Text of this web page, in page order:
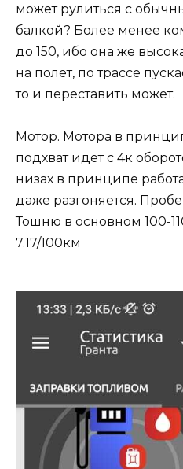
может рулиться с
балкой? Более менее
до 150, ибо она же
на полёт, по трассе
то и переставить может.
Мотор. Мотора в
подхват идёт с 4к
низах в принципе
даже разгоняется.
Тошню в основном 100-
7.17/100км